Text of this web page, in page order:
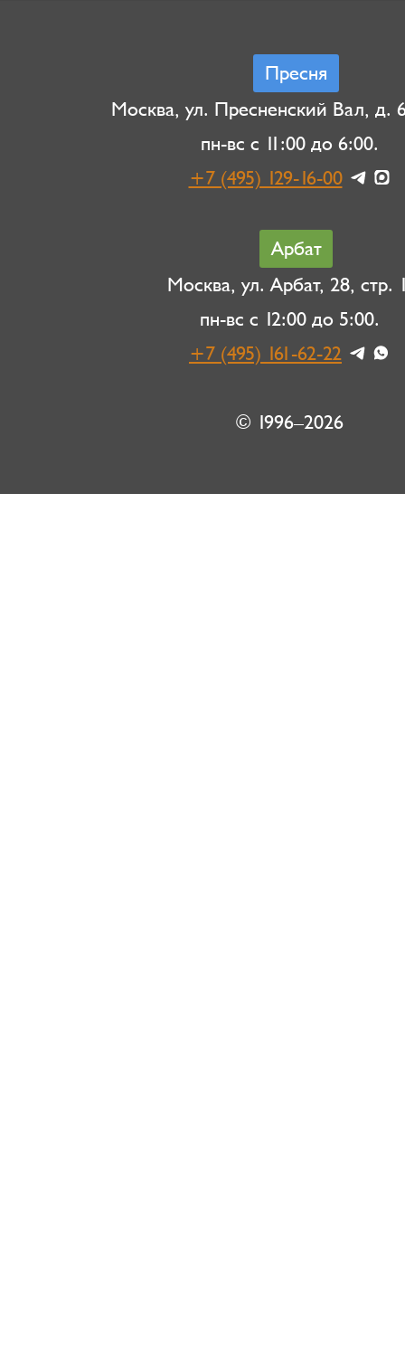
Пресня
Москва, ул. Пресненский Вал, д.
пн-вс с 11:00 до 6:00.
+7 (495) 129-16-00
Арбат
Москва, ул. Арбат, 28, стр.
пн-вс с 12:00 до 5:00.
+7 (495) 161-62-22
© 1996–2026